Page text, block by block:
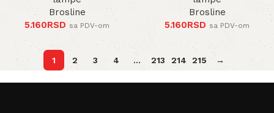
Brosline
5.160RSD sa PDV-om
Brosline
5.160RSD sa PDV-om
1 2 3 4 … 213 214 215 →